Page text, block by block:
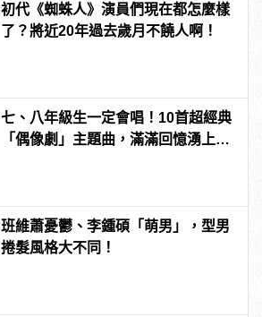
初代《蜘蛛人》演員們現在都怎麼樣
了？將近20年過去歲月不饒人啊！
七、八年級生一定會唱！10首超經典
「偶像劇」主題曲，滿滿回憶湧上心
班維蕭憂鬱、李鍾碩「萌男」，型男
捲髮風格大不同！